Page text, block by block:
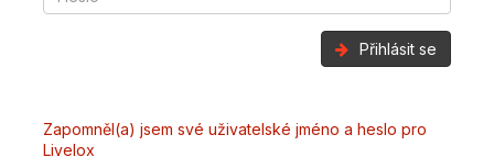
Přihlásit se
Zapomněl(a) jsem své uživatelské jméno a heslo pro
Livelox